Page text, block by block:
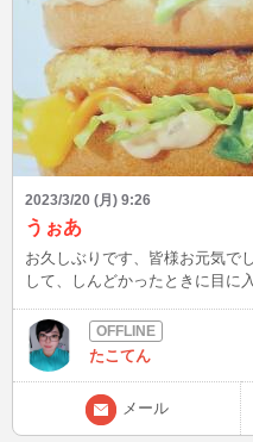
2023/3/20 (月) 9:26
うぉあ
お久しぶりです、皆様お元気で
して、しんどかったときに目に入った看板 ええ、
人情報待ってます
たこてん
メール